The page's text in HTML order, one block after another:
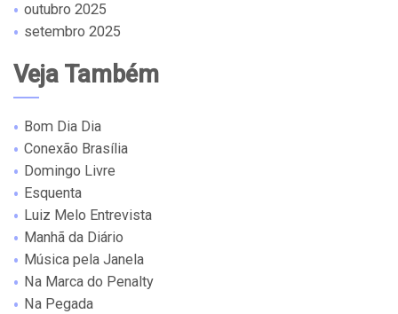
outubro 2025
setembro 2025
Veja Também
Bom Dia Dia
Conexão Brasília
Domingo Livre
Esquenta
Luiz Melo Entrevista
Manhã da Diário
Música pela Janela
Na Marca do Penalty
Na Pegada